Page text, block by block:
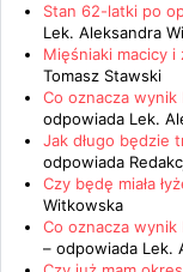
Stan 62-latki po
Lek. Aleksandra
Mięśniaki macicy i
Tomasz Stawski
Co oznacza wynik
odpowiada Lek.
Jak długo będzie
odpowiada
Czy będę miała
Witkowska
Co oznacza wynik
– odpowiada Lek.